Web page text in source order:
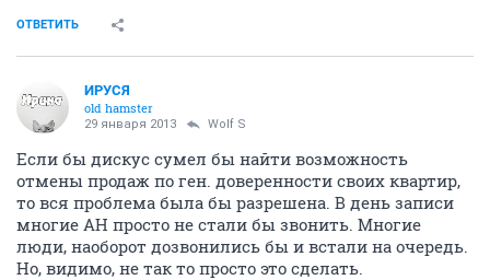
ОТВЕТИТЬ
ИРУСЯ
old hamster
29 января 2013 Wolf S
Если бы дискус сумел бы найти возможность
отмены продаж по ген. доверенности своих квартир,
то вся проблема была бы разрешена. В день записи
многие АН просто не стали бы звонить. Многие
люди, наоборот дозвонились бы и встали на очередь.
Но, видимо, не так то просто это сделать.